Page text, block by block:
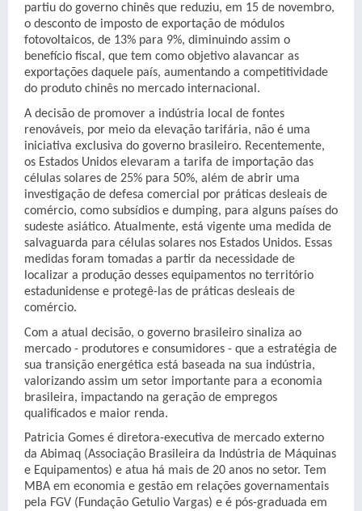
partiu do governo chinês que reduziu, em 15 de novembro,
o desconto de imposto de exportação de módulos
fotovoltaicos, de 13% para 9%, diminuindo assim o
benefício fiscal, que tem como objetivo alavancar as
exportações daquele país, aumentando a competitividade
do produto chinês no mercado internacional.
A decisão de promover a indústria local de fontes
renováveis, por meio da elevação tarifária, não é uma
iniciativa exclusiva do governo brasileiro. Recentemente,
os Estados Unidos elevaram a tarifa de importação das
células solares de 25% para 50%, além de abrir uma
investigação de defesa comercial por práticas desleais de
comércio, como subsídios e dumping, para alguns países do
sudeste asiático. Atualmente, está vigente uma medida de
salvaguarda para células solares nos Estados Unidos. Essas
medidas foram tomadas a partir da necessidade de
localizar a produção desses equipamentos no território
estadunidense e protegê-las de práticas desleais de
comércio.
Com a atual decisão, o governo brasileiro sinaliza ao
mercado - produtores e consumidores - que a estratégia de
sua transição energética está baseada na sua indústria,
valorizando assim um setor importante para a economia
brasileira, impactando na geração de empregos
qualificados e maior renda.
Patricia Gomes é diretora-executiva de mercado externo
da Abimaq (Associação Brasileira da Indústria de Máquinas
e Equipamentos) e atua há mais de 20 anos no setor. Tem
MBA em economia e gestão em relações governamentais
pela FGV (Fundação Getulio Vargas) e é pós-graduada em